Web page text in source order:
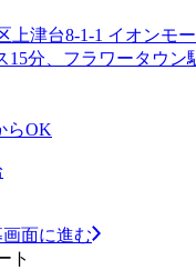
上津台8-1-1 イオンモ
15分、フラワータウン
らOK
画面に進む
ト